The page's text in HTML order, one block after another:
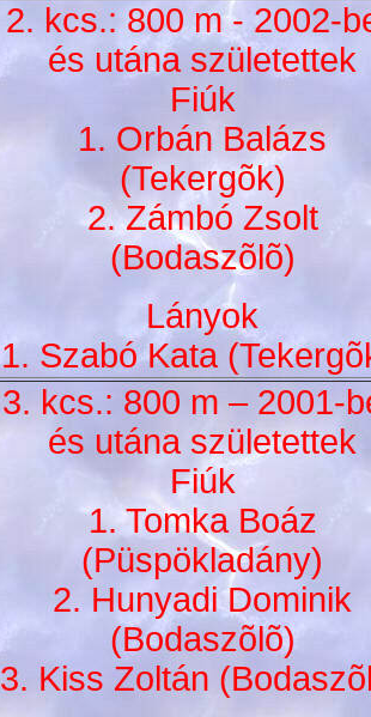
2. kcs.: 800 m - 2002-
és utána születettek
Fiúk
1. Orbán Balázs
(Tekergõk)
2. Zámbó Zsolt
(Bodaszõlõ)
Lányok
1. Szabó Kata
3. kcs.: 800 m – 2001-
és utána születettek
Fiúk
1. Tomka Boáz
(Püspökladány)
2. Hunyadi Dominik
(Bodaszõlõ)
3. Kiss Zoltán